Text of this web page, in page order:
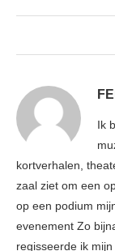
Ik
kortverhalen,
zaal ziet om een
op een podium
evenement Zo
regisseerde ik